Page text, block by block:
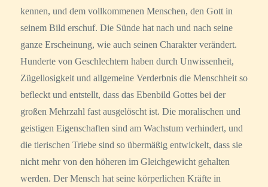
kennen, und dem vollkommenen Menschen, den Gott in
seinem Bild erschuf. Die Sünde hat nach und nach seine
ganze Erscheinung, wie auch seinen Charakter verändert.
Hunderte von Geschlechtern haben durch Unwissenheit,
Zügellosigkeit und allgemeine Verderbnis die Menschheit so
befleckt und entstellt, dass das Ebenbild Gottes bei der
großen Mehrzahl fast ausgelöscht ist. Die moralischen und
geistigen Eigenschaften sind am Wachstum verhindert, und
die tierischen Triebe sind so übermäßig entwickelt, dass sie
nicht mehr von den höheren im Gleichgewicht gehalten
werden. Der Mensch hat seine körperlichen Kräfte in